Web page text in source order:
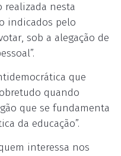
realizada nesta
indicados pelo
sob a alegação de
que
quando
que se fundamenta
da educação”.
interessa nos